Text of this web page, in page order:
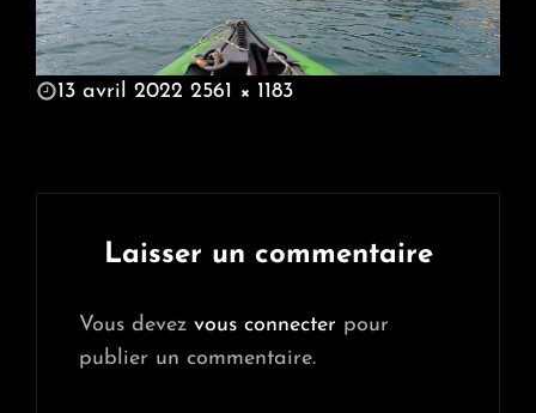
POSTED
13 avril 2022 2561 × 1183
Laisser un commentaire
Vous devez vous connecter pour
publier un commentaire.